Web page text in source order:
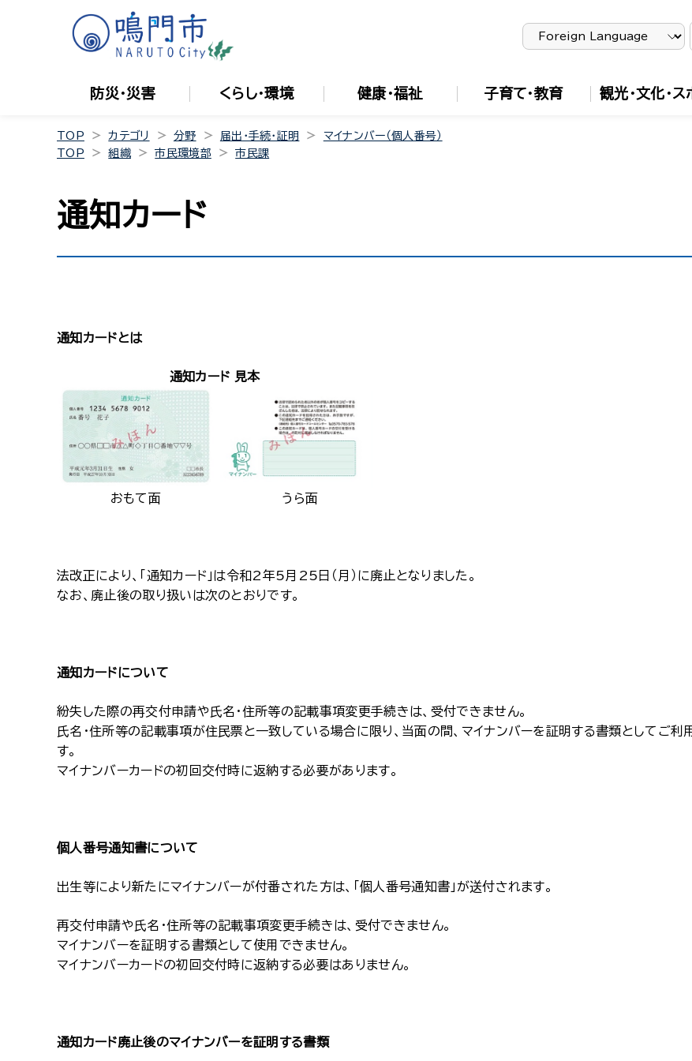
防災・災害 くらし・環境 健康・福祉 子育て・教育 観光・文化・ス
TOP カテゴリ 分野 届出・手続・証明
マイナンバー（個人番号）
TOP
組織 市民環境部 市民課
通知カード
通知カードとは
通知カード 見本
おもて面 うら面
法改正により、「通知カード」は令和2年5月25日（月）に廃止となりました。
なお、廃止後の取り扱いは次のとおりです。
通知カードについて
紛失した際の再交付申請や氏名・住所等の記載事項変更手続きは、受付できません。
氏名・住所等の記載事項が住民票と一致している場合に限り、当面の間、マイナンバーを証明する書類としてご利
す。
マイナンバーカードの初回交付時に返納する必要があります。
個人番号通知書について
出生等により新たにマイナンバーが付番された方は、「個人番号通知書」が送付されます。
再交付申請や氏名・住所等の記載事項変更手続きは、受付できません。
マイナンバーを証明する書類として使用できません。
マイナンバーカードの初回交付時に返納する必要はありません。
通知カード廃止後のマイナンバーを証明する書類